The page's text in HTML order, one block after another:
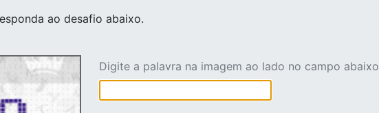
ao desafio abaixo.
Digite a palavra na imagem ao lado no campo abaixo